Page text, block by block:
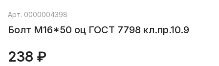
Арт. 0000004398
Болт М16*50 оц ГОСТ 7798 кл.пр.10.9
238 ₽